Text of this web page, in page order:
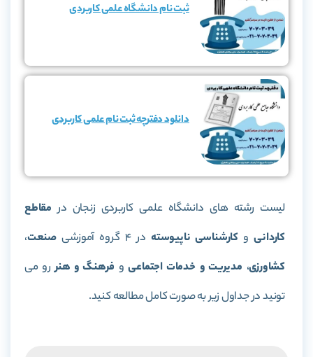
ثبت نام دانشگاه علمی کاربردی
دانلود دفترچه ثبت نام علمی کاربردی
لیست رشته های دانشگاه علمی کاربردی زنجان در مقاطع
کاردانیو کارشناسی ناپیوسته در 4 گروه آموزشی صنعت،
کشاورزی، مدیریت و خدمات اجتماعیو فرهنگ و هنررو می
تونید در جداول زیر به صورت کامل مطالعه کنید.